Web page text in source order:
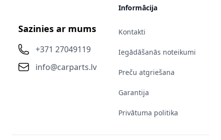
Sazinies ar mums
+371 27049119
info@carparts.lv
Informācija
Kontakti
Iegādāšanās noteikumi
Preču atgriešana
Garantija
Privātuma politika